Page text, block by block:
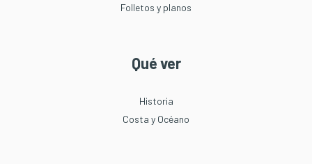
Folletos y planos
Qué ver
Historia
Costa y Océano